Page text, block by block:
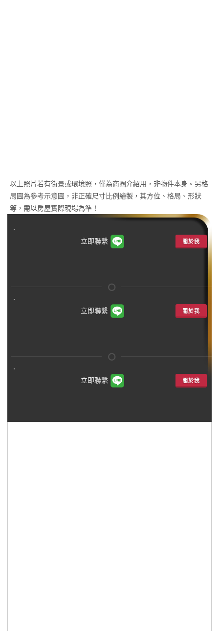
以上照片若有街景或環境照，僅為商圈介紹用，非物件本身。另格
局圖為參考示意圖，非正確尺寸比例繪製，其方位、格局、形狀
等，需以房屋實際現場為準！
關於我
立即聯繫
關於我
立即聯繫
關於我
立即聯繫